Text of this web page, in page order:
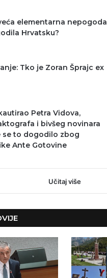
elementarna nepogoda
Hrvatsku?
Tko je Zoran Šprajc ex
Petra Vidova,
i bivšeg novinara
se to dogodilo zbog
Ante Gotovine
Učitaj više